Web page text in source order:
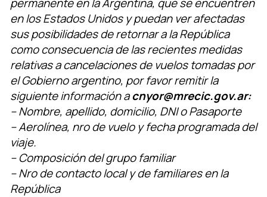
en los Estados Unidos y puedan ver afectadas
sus posibilidades de retornar a la República
como consecuencia de las recientes medidas
relativas acancelaciones de vuelos tomadas por
el Gobierno argentino, por favor remitir la
siguiente información acnyor@mrecic.gov.ar:
– Nombre, apellido, domicilio, DNI o Pasaporte
– Aerolínea, nro de vuelo y fecha programada del
viaje.
– Composición del grupo familiar
– Nro de contacto local y de familiares en la
República